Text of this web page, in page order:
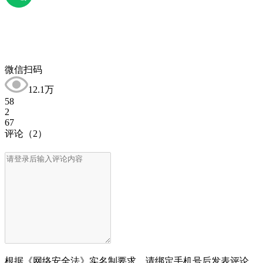
微信扫码
12.1万
58
2
67
评论 （2）